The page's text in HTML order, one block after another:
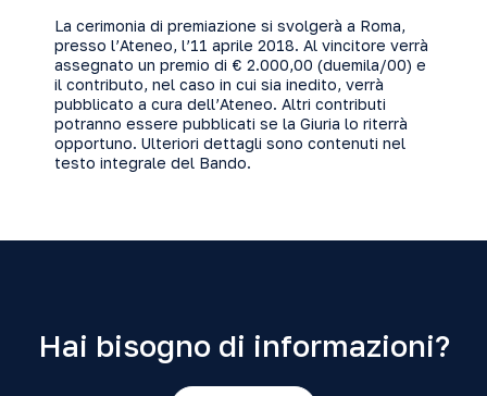
La cerimonia di premiazione si svolgerà a Roma,
presso l’Ateneo, l’11 aprile 2018. Al vincitore verrà
assegnato un premio di € 2.000,00 (duemila/00) e
il contributo, nel caso in cui sia inedito, verrà
pubblicato a cura dell’Ateneo. Altri contributi
potranno essere pubblicati se la Giuria lo riterrà
opportuno. Ulteriori dettagli sono contenuti nel
testo integrale del Bando.
Hai bisogno di informazioni?